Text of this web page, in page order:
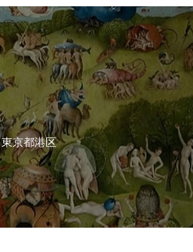
東京都港区